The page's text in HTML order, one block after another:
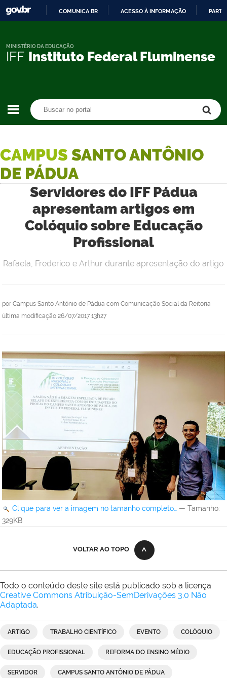
CONTEÚDO
COMUNICA BR ACESSO À INFORMAÇÃO
IFF Instituto Federal Fluminense
MINISTÉRIO DA EDUCAÇÃO
CAMPUS SANTO ANTÔNIO
DE PÁDUA
Servidores do IFF Pádua
apresentam artigos em
Colóquio sobre Educação
Profissional
por Campus Santo Antônio de Pádua com Comunicação Social da Reitoria
última modificação 26/07/2017 13h27
Rafaela, Frederico e Arthur durante apresentação do artigo
Clique para ver a imagem no tamanho completo… — Tamanho:
329KB
VOLTAR AO TOPO
Todo o conteúdo deste site está publicado sob a licença
Creative Commons Atribuição-SemDerivações 3.0 Não
Adaptada.
ARTIGO TRABALHO CIENTÍFICO EVENTO COLÓQUIO
EDUCAÇÃO PROFISSIONAL REFORMA DO ENSINO MÉDIO
SERVIDOR CAMPUS SANTO ANTÔNIO DE PÁDUA